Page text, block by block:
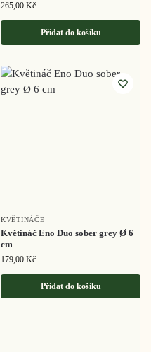
265,00 Kč
Přidat do košíku
KVĚTINÁČE
Květináč Eno Duo sober grey Ø 6
cm
179,00 Kč
Přidat do košíku